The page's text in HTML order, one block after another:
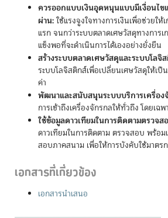
ควรออกแบบเงินอุดหนุนแบบมีเงื่อนไข
ผ่าน:ใช้แรงจูงใจทางการเงินเพื่อช่วยใ
แรก จนกว่าระบบตลาดเศษวัสดุทางการเ
แข็งพอที่จะดำเนินการได้เองอย่างยั่งยืน
สร้างระบบตลาดเศษวัสดุและระบบโลจิ
ระบบโลจิสติกส์เพื่อเปลี่ยนเศษวัสดุให้เป็
ค่า
พัฒนาและสนับสนุนระบบบริการเครื่อง
การเข้าถึงเครื่องจักรกลให้ทั่วถึง โดยเฉ
ใช้ข้อมูลดาวเทียมในการติดตามตรวจส
ดาวเทียมในการติดตาม ตรวจสอบ พร้อม
สอบภาคสนาม เพื่อให้การบังคับใช้มาตร
เอกสารที่เกี่ยวข้อง
เอกสารนำเสนอ